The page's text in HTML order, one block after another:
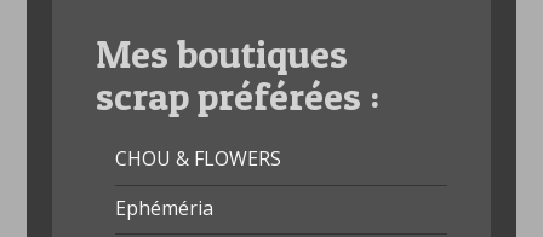
Mes boutiques
scrap préférées :
CHOU & FLOWERS
Ephéméria